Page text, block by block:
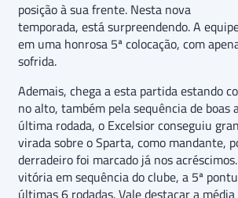
posição à sua frente. Nesta nova
temporada, está surpreendendo. A
em uma honrosa 5ª colocação, com
sofrida.
Ademais, chega a esta partida estando
no alto, também pela sequência de boas
última rodada, o Excelsior conseguiu
virada sobre o Sparta, como mandante,
derradeiro foi marcado já nos
vitória em sequência do clube, a 5ª
últimas 6 rodadas. Vale destacar a